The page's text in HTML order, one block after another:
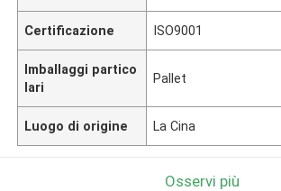
Certificazione ISO9001
Imballaggi partico
lari
Pallet
Luogo di origine La Cina
Osservi più